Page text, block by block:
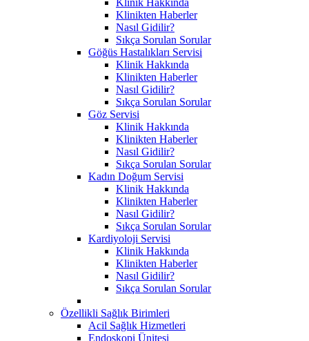
Klinikten Haberler
Nasıl Gidilir?
Sıkça Sorulan Sorular
Göğüs Hastalıkları Servisi
Klinik Hakkında
Klinikten Haberler
Nasıl Gidilir?
Sıkça Sorulan Sorular
Göz Servisi
Klinik Hakkında
Klinikten Haberler
Nasıl Gidilir?
Sıkça Sorulan Sorular
Kadın Doğum Servisi
Klinik Hakkında
Klinikten Haberler
Nasıl Gidilir?
Sıkça Sorulan Sorular
Kardiyoloji Servisi
Klinik Hakkında
Klinikten Haberler
Nasıl Gidilir?
Sıkça Sorulan Sorular
Özellikli Sağlık Birimleri
Acil Sağlık Hizmetleri
Endoskopi Ünitesi